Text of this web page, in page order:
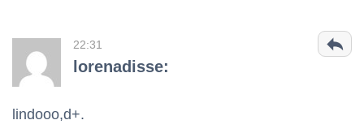
22:31
lorenadisse:
lindooo,d+.